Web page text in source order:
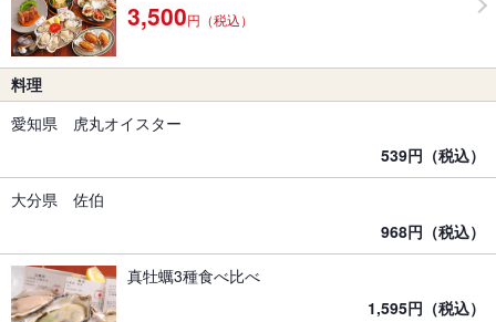
3,500円（税込）
料理
愛知県 虎丸オイスター
539円（税込）
大分県 佐伯
968円（税込）
真牡蠣3種食べ比べ
1,595円（税込）